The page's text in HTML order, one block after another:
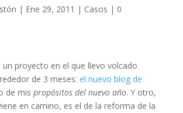
| Ene 29, 2011 | Casos | 0
un proyecto en el que llevo volcado
de 3 meses: el nuevo blog de
de mis propósitos del nuevo año. Y otro,
en camino, es el de la reforma de la